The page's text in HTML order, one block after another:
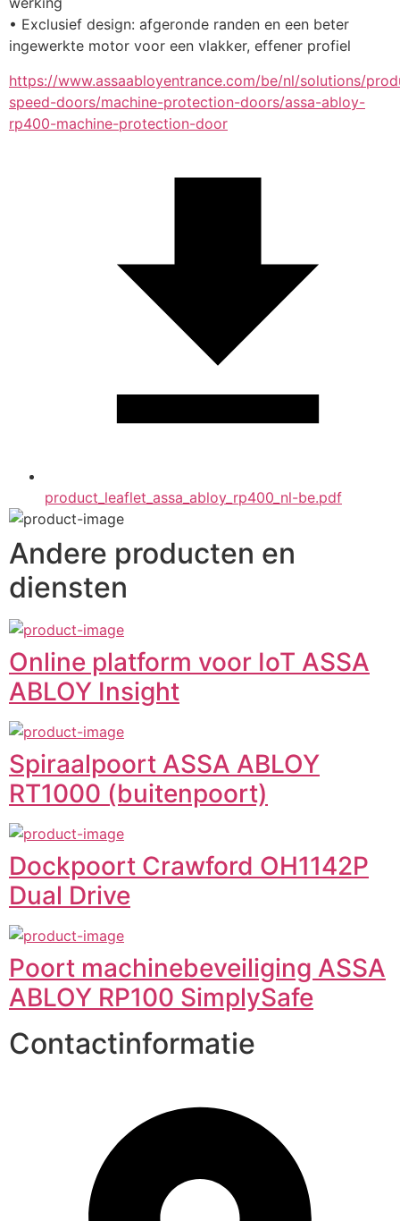
• Exclusief design: afgeronde randen en een beter
ingewerkte motor voor een vlakker, effener profiel
https://www.assaabloyentrance.com/be/nl/solutions/
speed-doors/machine-protection-doors/assa-abloy-
rp400-machine-protection-door
product_leaflet_assa_abloy_rp400_nl-be.pdf
Andere producten en
diensten
Online platform voor IoT ASSA
ABLOY Insight
Spiraalpoort ASSA ABLOY
RT1000 (buitenpoort)
Dockpoort Crawford OH1142P
Dual Drive
Poort machinebeveiliging ASSA
ABLOY RP100 SimplySafe
Contactinformatie